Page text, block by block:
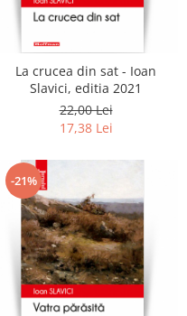
La crucea din sat - Ioan
Slavici, editia 2021
22,00 Lei
17,38 Lei
-21%